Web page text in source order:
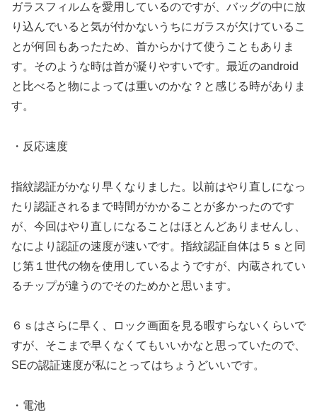
ガラスフィルムを愛用しているのですが、バッグの中に放
り込んでいると気が付かないうちにガラスが欠けているこ
とが何回もあったため、首からかけて使うこともありま
す。そのような時は首が凝りやすいです。最近のandroid
と比べると物によっては重いのかな？と感じる時がありま
す。
・反応速度
指紋認証がかなり早くなりました。以前はやり直しになっ
たり認証されるまで時間がかかることが多かったのです
が、今回はやり直しになることはほとんどありませんし、
なにより認証の速度が速いです。指紋認証自体は５ｓと同
じ第１世代の物を使用しているようですが、内蔵されてい
るチップが違うのでそのためかと思います。
６ｓはさらに早く、ロック画面を見る暇すらないくらいで
すが、そこまで早くなくてもいいかなと思っていたので、
SEの認証速度が私にとってはちょうどいいです。
・電池